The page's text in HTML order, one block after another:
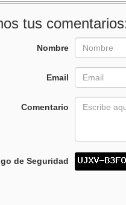
tus
Nombre
Email
Comentario
de Seguridad